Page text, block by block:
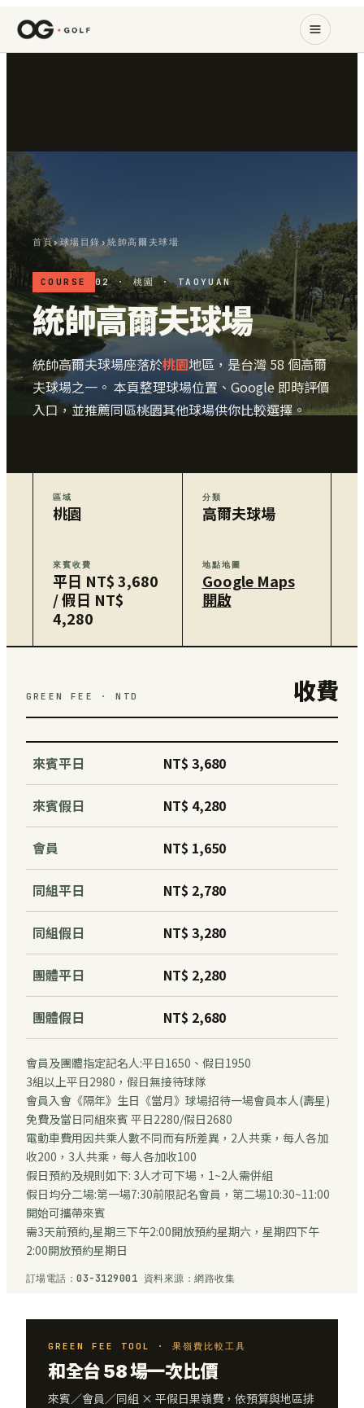
首頁›球場目錄›統帥高爾夫球場
COURSE 02 · 桃園 · TAOYUAN
統帥高爾夫球場
統帥高爾夫球場座落於桃園地區，是台灣 58 個高爾
夫球場之一。 本頁整理球場位置、Google 即時評價
入口，並推薦同區桃園其他球場供你比較選擇。
區域
桃園
分類
高爾夫球場
來賓收費
平日 NT$ 3,680
/ 假日 NT$
4,280
地點地圖
Google Maps
開啟
GREEN FEE · NTD 收費
來賓平日 NT$ 3,680
來賓假日 NT$ 4,280
會員 NT$ 1,650
同組平日 NT$ 2,780
同組假日 NT$ 3,280
團體平日 NT$ 2,280
團體假日 NT$ 2,680
會員及團體指定記名人:平日1650、假日1950
3組以上平日2980，假日無接待球隊
會員入會《隔年》生日《當月》球場招待一場會員本人(壽星)
免費及當日同組來賓 平日2280/假日2680
電動車費用因共乘人數不同而有所差異，2人共乘，每人各加
收200，3人共乘，每人各加收100
假日預約及規則如下: 3人才可下場，1~2人需併組
假日均分二場:第一場7:30前限記名會員，第二場10:30~11:00
開始可攜帶來賓
需3天前預約,星期三下午2:00開放預約星期六，星期四下午
2:00開放預約星期日
訂場電話：03-3129001 資料來源：網路收集
GREEN FEE TOOL · 果嶺費比較工具
和全台 58 場一次比價
來賓／會員／同組 × 平假日果嶺費，依預算與地區排